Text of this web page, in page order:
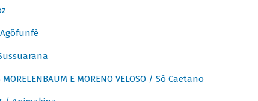
Agôfunfè
MORELENBAUM E MORENO VELOSO / Só Caetano